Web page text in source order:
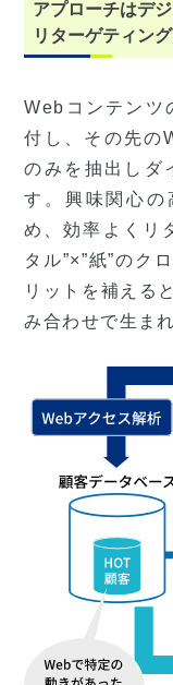
アプローチはデ
リターゲティン
Webコンテンツ
付し、その先の
のみを抽出しダ
す。興味関心の
め、効率よくリ
タル”×”紙”のク
リットを補える
み合わせで生ま